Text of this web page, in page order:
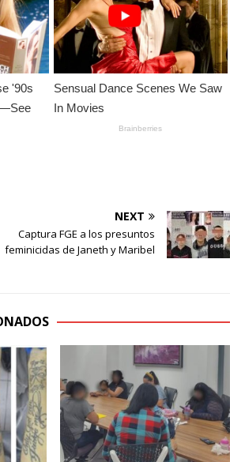
NEXT
Captura FGE a los presuntos
feminicidas de Janeth y Maribel